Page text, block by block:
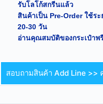
รับโลโก้สกรีนแล้ว
สินค้าเป็น Pre-Order ใช้ร
20-30 วัน
อ่านคุณสมบัติของกระเป๋าพ
สอบถามสินค้า Add Line >>